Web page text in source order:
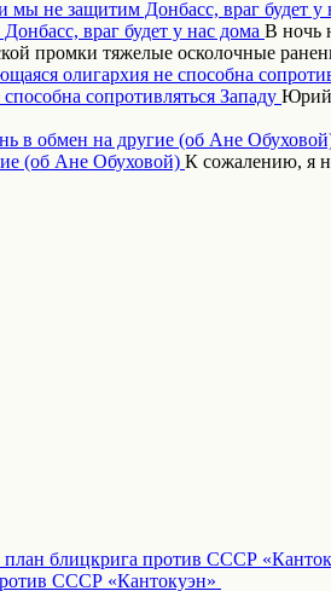
не защитим Донбасс, враг будет у
В ночь
промки тяжелые осколочные
олигархия не способна
Юрий
в обмен на другие (об Ане
К сожалению, я
блицкрига против СССР